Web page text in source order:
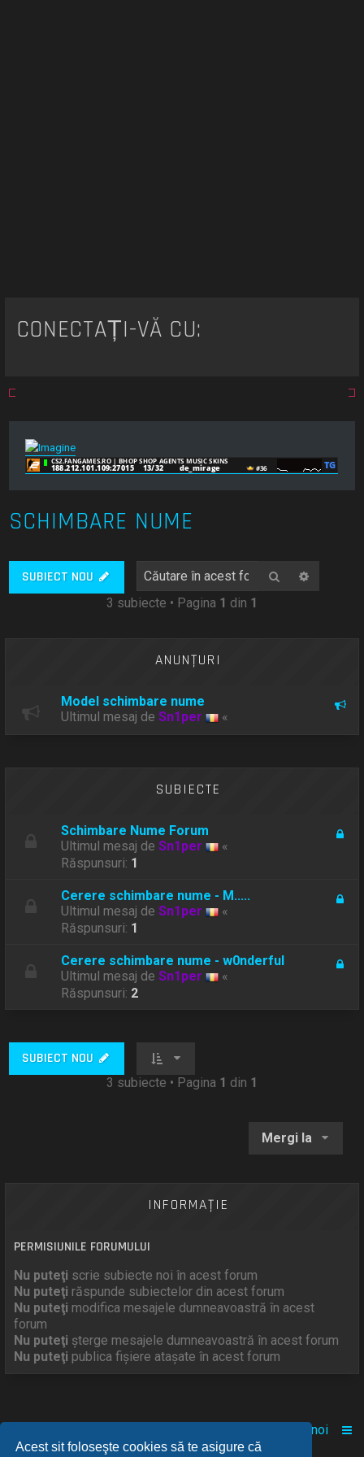
Acest sit foloseşte cookies să te asigure că
CONECTAȚI-VĂ CU:
SCHIMBARE NUME
SUBIECT NOU Căutare
3 subiecte • Pagina 1 din 1
ANUNŢURI
Model schimbare nume
Ultimul mesaj deSn1per «
SUBIECTE
Schimbare Nume Forum
Ultimul mesaj deSn1per
«
Răspunsuri: 1
Cerere schimbare nume - M.....
Ultimul mesaj deSn1per
«
Răspunsuri: 1
Cerere schimbare nume - w0nderful
Ultimul mesaj deSn1per
«
Răspunsuri: 2
SUBIECT NOU
3 subiecte • Pagina 1 din 1
Mergi la
INFORMAŢIE
PERMISIUNILE FORUMULUI
Nu puteţi scrie subiecte noi în acest forum
Nu puteţi răspunde subiectelor din acest forum
Nu puteţi modifica mesajele dumneavoastră în acest
forum
Nu puteţi şterge mesajele dumneavoastră în acest forum
Nu puteţi publica fişiere ataşate în acest forum
Despre noi